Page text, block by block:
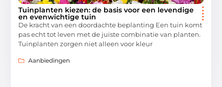
Tuinplanten kiezen: de basis voor een levendige
en evenwichtige tuin
De kracht van een doordachte beplanting Een tuin komt
pas echt tot leven met de juiste combinatie van planten.
Tuinplanten zorgen niet alleen voor kleur
Aanbiedingen